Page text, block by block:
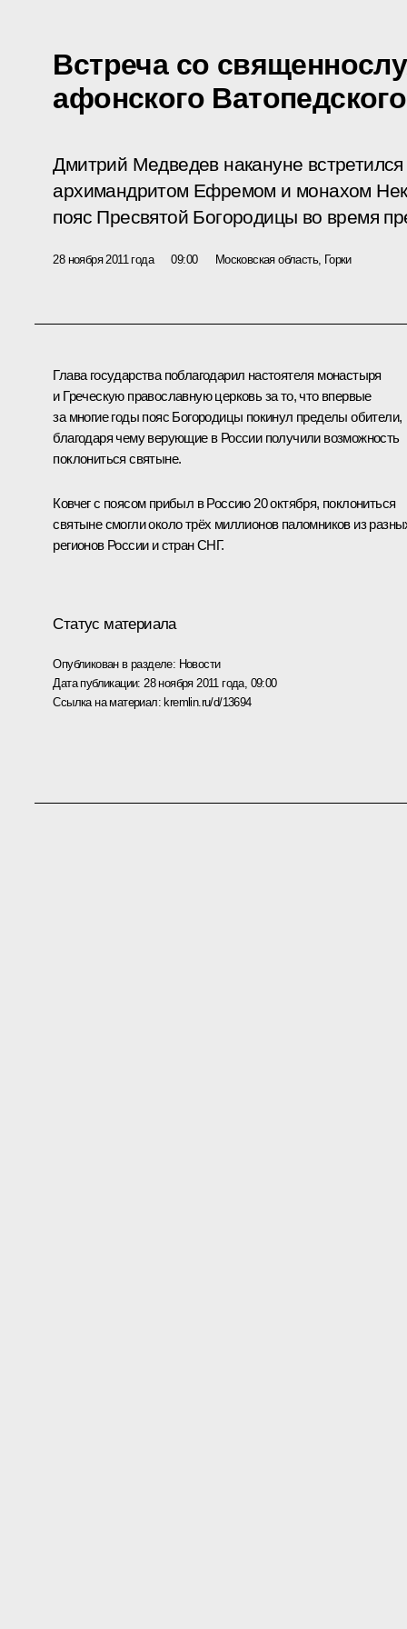
Встреча со
афонского
Дмитрий Медведев накануне
архимандритом Ефремом и монахом
пояс Пресвятой Богородицы во время
28 ноября 2011 года 09:00 Московская область, Горки
Глава государства поблагодарил настоятеля монастыря
и Греческую православную церковь за то, что впервые
за многие годы пояс Богородицы покинул пределы обители,
благодаря чему верующие в России получили возможность
поклониться святыне.
Ковчег с поясом прибыл в Россию 20 октября, поклониться
святыне смогли около трёх миллионов паломников из
регионов России и стран СНГ.
Статус материала
Опубликован в разделе: Новости
Дата публикации: 28 ноября 2011 года, 09:00
Ссылка на материал: kremlin.ru/d/13694